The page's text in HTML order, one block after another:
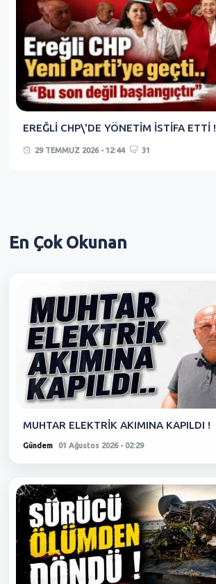
EREĞLİ CHP\'DE YÖNETİM İSTİFA ETTİ !
29 TEMMUZ 2026 - 12:44 31
En ÇokOkunan
MUHTAR ELEKTRİK AKIMINA KAPILDI !
Gündem 01 Ağustos 2026 - 02:29